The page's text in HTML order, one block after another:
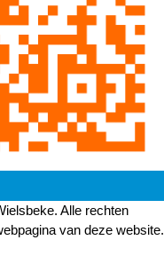
Alle rechten
van deze website.